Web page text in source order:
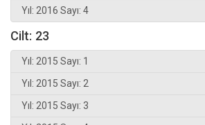
Yıl: 2016 Sayı: 4
Cilt: 23
Yıl: 2015 Sayı: 1
Yıl: 2015 Sayı: 2
Yıl: 2015 Sayı: 3